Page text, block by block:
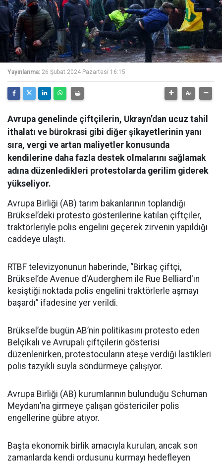
Yayınlanma: 26 Şubat 2024 Pazartesi 16:15
Avrupa genelinde çiftçilerin, Ukrayn’dan ucuz tahil
ithalatı ve bürokrasi gibi diğer şikayetlerinin yanı
sıra, vergi ve artan maliyetler konusunda
kendilerine daha fazla destek olmalarını sağlamak
adına düzenledikleri protestolarda gerilim giderek
yükseliyor.
Avrupa Birliği (AB) tarım bakanlarının toplandığı
Brüksel’deki protesto gösterilerine katılan çiftçiler,
traktörleriyle polis engelini geçerek zirvenin yapıldığı
caddeye ulaştı.
RTBF televizyonunun haberinde, “Birkaç çiftçi,
Brüksel’de Avenue d'Auderghem ile Rue Belliard'ın
kesiştiği noktada polis engelini traktörlerle aşmayı
başardı” ifadesine yer verildi.
Brüksel’de bugün AB’nin politikasını protesto eden
Belçikalı ve Avrupalı çiftçilerin gösterisi
düzenlenirken, protestocuların ateşe verdiği lastikleri
polis tazyikli suyla söndürmeye çalışıyor.
Avrupa Birliği (AB) kurumlarının bulunduğu Schuman
Meydanı’na girmeye çalışan göstericiler polis
engellerine gübre atıyor.
Başta ekonomik birlik amacıyla kurulan, ancak son
zamanlarda kendi ordusunu kurmayı hedefleyen